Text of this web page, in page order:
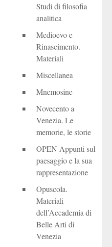
Studi di filosofia
analitica
Medioevo e
Rinascimento.
Materiali
Miscellanea
Mnemosine
Novecento a
Venezia. Le
memorie, le storie
OPEN Appunti sul
paesaggio e la sua
rappresentazione
Opuscola.
Materiali
dell’Accademia di
Belle Arti di
Venezia